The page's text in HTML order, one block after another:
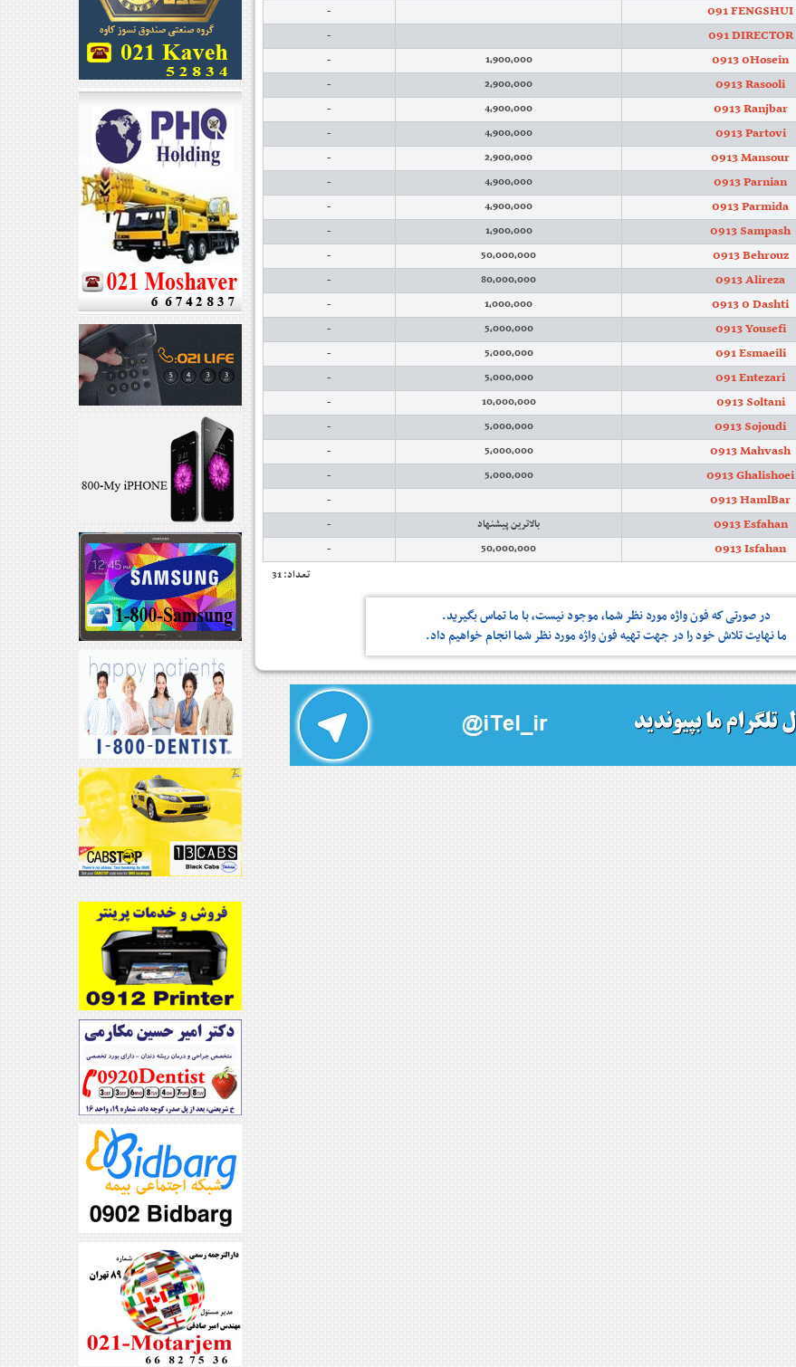
091 FENGSHUI
-
091 DIRECTOR
-
0913 0Hosein
1,900,000
-
0913 Rasooli
2,900,000
-
0913 Ranjbar
4,900,000
-
0913 Partovi
4,900,000
-
0913 Mansour
2,900,000
-
0913 Parnian
4,900,000
-
0913 Parmida
4,900,000
-
0913 Sampash
1,900,000
-
0913 Behrouz
50,000,000
-
0913 Alireza
80,000,000
-
0913 0 Dashti
1,000,000
-
0913 Yousefi
5,000,000
-
091 Esmaeili
5,000,000
-
091 Entezari
5,000,000
-
0913 Soltani
10,000,000
-
0913 Sojoudi
5,000,000
-
0913 Mahvash
5,000,000
-
0913 Ghalishoei
5,000,000
-
0913 HamlBar
-
0913 Esfahan بالاترین پیشنهاد -
0913 Isfahan
50,000,000
-
تعداد: 31
در صورتی كه فون واژه مورد نظر شما، موجود نیست، با ما تماس بگیرید.
ما نهایت تلاش خود را در جهت تهیه فون واژه مورد نظر شما انجام خواهیم داد.